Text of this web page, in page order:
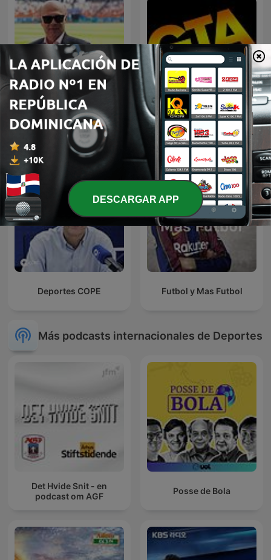
Palabras Mayores - Carlos
Antonio Vélez
GTA Fancast
Deportes COPE Futbol y Mas Futbol
Más podcasts internacionales de Deportes
Det Hvide Snit - en
podcast om AGF
Posse de Bola
DESCARGAR APP